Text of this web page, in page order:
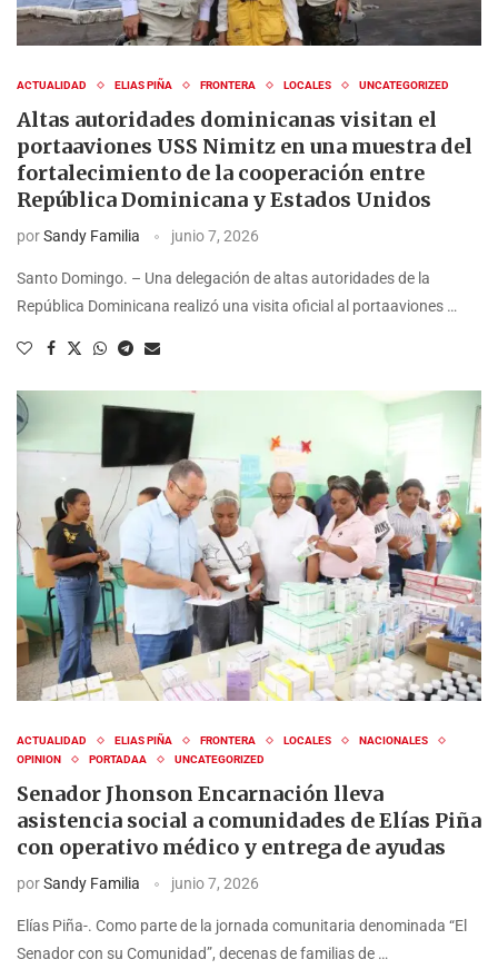
ACTUALIDAD ELIAS PIÑA FRONTERA LOCALES UNCATEGORIZED
Altas autoridades dominicanas visitan el
portaaviones USS Nimitz en una muestra del
fortalecimiento de la cooperación entre
República Dominicana y Estados Unidos
porSandy Familia junio 7, 2026
Santo Domingo. – Una delegación de altas autoridades de la
República Dominicana realizó una visita oficial al portaaviones …
ACTUALIDAD ELIAS PIÑA FRONTERA LOCALES
NACIONALES
OPINION
PORTADAA UNCATEGORIZED
Senador Jhonson Encarnación lleva
asistencia social a comunidades de Elías Piña
con operativo médico y entrega de ayudas
porSandy Familia junio 7, 2026
Elías Piña-. Como parte de la jornada comunitaria denominada “El
Senador con su Comunidad”, decenas de familias de …